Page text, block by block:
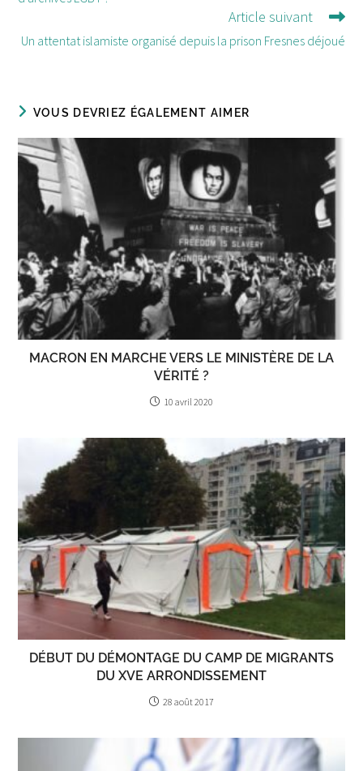
Article suivant
Un attentat islamiste organisé depuis la prison Fresnes déjoué
VOUS DEVRIEZ ÉGALEMENT AIMER
MACRON EN MARCHE VERS LE MINISTÈRE DE LA
VÉRITÉ ?
10 avril 2020
DÉBUT DU DÉMONTAGE DU CAMP DE MIGRANTS
DU XVE ARRONDISSEMENT
28 août 2017